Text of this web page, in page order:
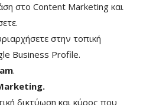
στο Content Marketing και
στην τοπική
Business Profile.
.
δικτύωση και κύρος που